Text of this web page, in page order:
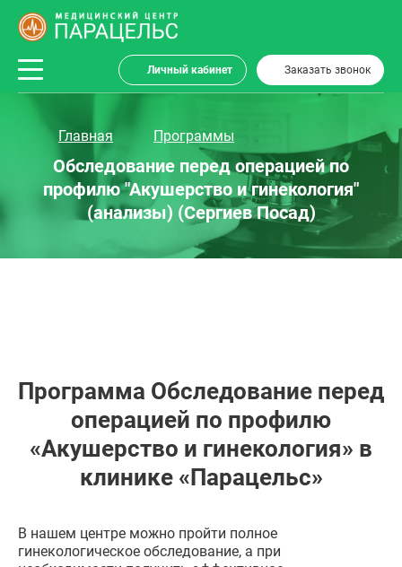
Личный кабинет Заказать звонок
Главная Программы
Обследование перед операцией по
профилю "Акушерство и гинекология"
(анализы) (Сергиев Посад)
Программа Обследование перед
операцией по профилю
«Акушерство и гинекология» в
клинике «Парацельс»
В нашем центре можно пройти полное
гинекологическое обследование, а при